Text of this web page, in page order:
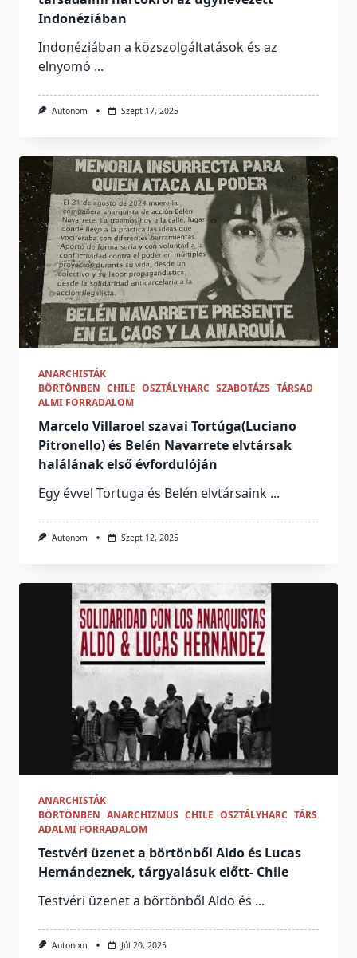
Indonéziában
Indonéziában a közszolgáltatások és az
elnyomó ...
Autonom Szept 17, 2025
ANARCHISTÁK
BÖRTÖNBEN CHILE OSZTÁLYHARC SZABOTÁZS TÁRSAD
ALMI FORRADALOM
Marcelo Villaroel szavai Tortúga(Luciano
Pitronello) és Belén Navarrete elvtársak
halálának első évfordulóján
Egy évvel Tortuga és Belén elvtársaink ...
Autonom Szept 12, 2025
ANARCHISTÁK
BÖRTÖNBEN ANARCHIZMUS CHILE OSZTÁLYHARC TÁRS
ADALMI FORRADALOM
Testvéri üzenet a börtönből Aldo és Lucas
Hernándeznek, tárgyalásuk előtt- Chile
Testvéri üzenet a börtönből Aldo és ...
Autonom Júl 20, 2025